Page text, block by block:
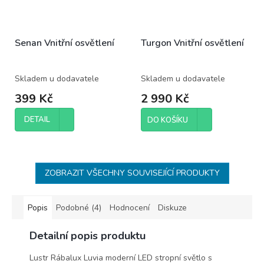
Senan Vnitřní osvětlení
Skladem u dodavatele
399 Kč
DETAIL
Turgon Vnitřní osvětlení
Skladem u dodavatele
2 990 Kč
DO KOŠÍKU
ZOBRAZIT VŠECHNY SOUVISEJÍCÍ PRODUKTY
Popis Podobné (4) Hodnocení Diskuze
Detailní popis produktu
Lustr Rábalux Luvia moderní LED stropní světlo s